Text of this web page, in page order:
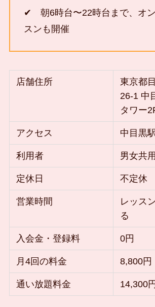
✔ 朝6時台〜22時台まで、オ
スンも開催
店舗住所
東京都
26-1 中
タワー
アクセス 中目黒
利用者 男女共用
定休日 不定休
営業時間
レッス
る
入会金・登録料 0円
月4回の料金 8,800円
通い放題料金 14,300